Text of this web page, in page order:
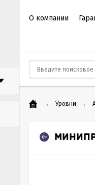
О компании
→ Уровни →